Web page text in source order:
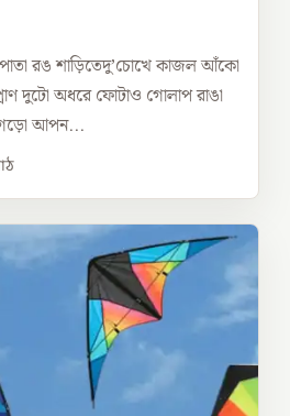
রঙ শাড়িতেদু’চোখে কাজল আঁকো
দুটো অধরে ফোটাও গোলাপ রাঙা
গড়ো আপন...